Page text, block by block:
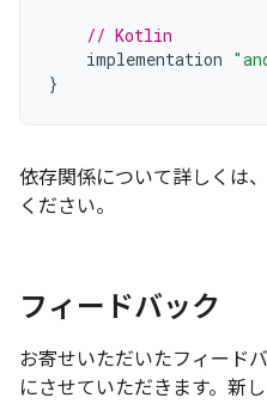
// Kotlin
implementation
}
依存関係について詳しくは、
ください。
フィードバック
お寄せいただいたフィード
にさせていただきます。新